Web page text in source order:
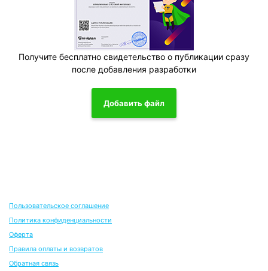
Получите бесплатно свидетельство о публикации сразу
после добавления разработки
Добавить файл
Пользовательское соглашение
Политика конфиденциальности
Оферта
Правила оплаты и возвратов
Обратная связь